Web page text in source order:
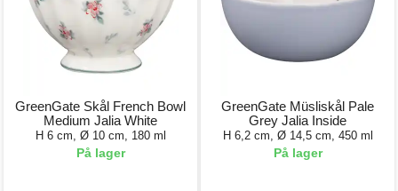
GreenGate Skål French Bowl
Medium Jalia White
H 6 cm, Ø 10 cm, 180 ml
På lager
GreenGate Müsliskål Pale
Grey Jalia Inside
H 6,2 cm, Ø 14,5 cm, 450 ml
På lager